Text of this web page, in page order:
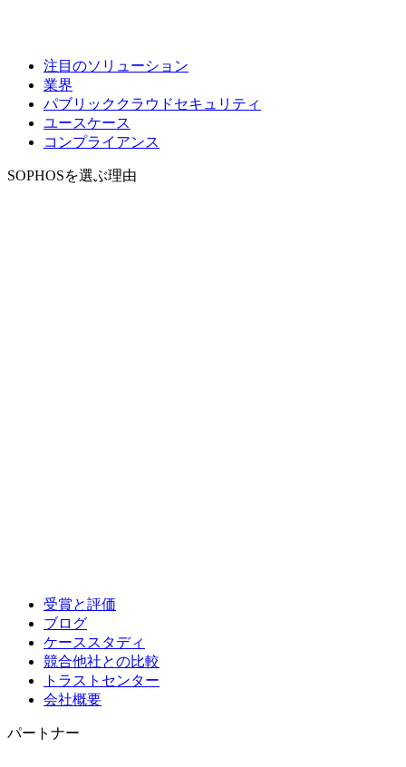
注目のソリューション
業界
パブリッククラウドセキュリティ
ユースケース
コンプライアンス
SOPHOSを選ぶ理由
受賞と評価
ブログ
ケーススタディ
競合他社との比較
トラストセンター
会社概要
パートナー